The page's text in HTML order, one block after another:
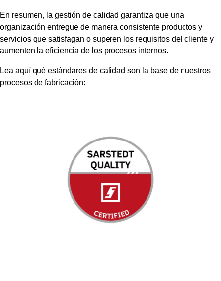
En resumen, la gestión de calidad garantiza que una
organización entregue de manera consistente productos y
servicios que satisfagan o superen los requisitos del cliente y
aumenten la eficiencia de los procesos internos.
Lea aquí qué estándares de calidad son la base de nuestros
procesos de fabricación: